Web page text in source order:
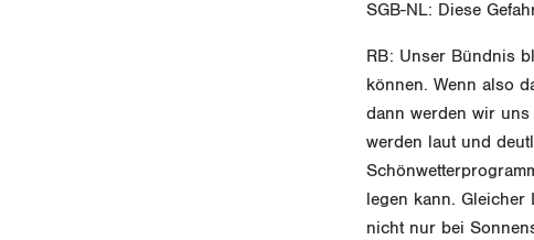
SGB-NL: Diese
RB: Unser Bündnis
können. Wenn also
dann werden wir uns
werden laut und
legen kann.
nicht nur bei